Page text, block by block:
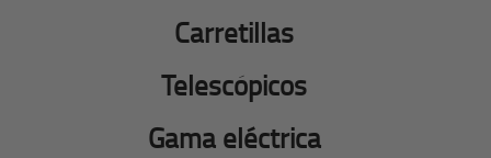
Carretillas
Telescópicos
Gama eléctrica